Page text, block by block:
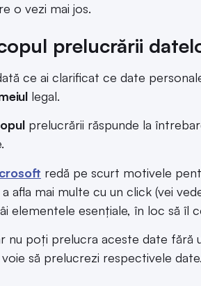
o vezi mai jos.
prelucrării
ce ai clarificat ce date
legal.
prelucrării răspunde la
redă pe scurt motivele
afla mai multe cu un click (vei
elementele esențiale, în loc să îl
nu poți prelucra aceste date fără
voie să prelucrezi respectivele